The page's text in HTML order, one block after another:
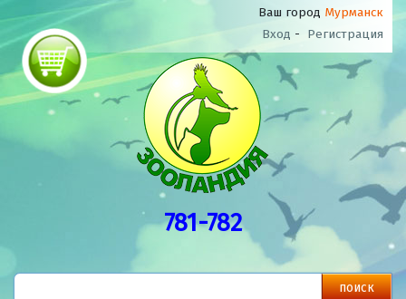
Ваш город Мурманск
Вход - Регистрация
781-782